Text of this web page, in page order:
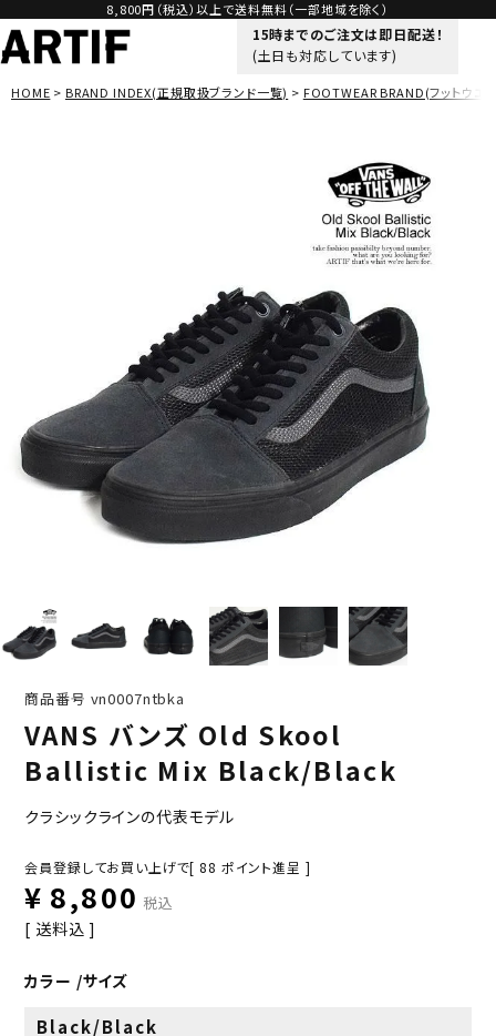
8,800円（税込）以上で送料無料（一部地域を除く）
15時までのご注文は即日配送！
(土日も対応しています)
HOME BRAND INDEX(正規取扱ブランド一覧) FOOTWEAR BRAND(フットウエ
商品番号 vn0007ntbka
VANS バンズ Old Skool
Ballistic Mix Black/Black
クラシックラインの代表モデル
会員登録してお買い上げで[ 88 ポイント進呈 ]
¥ 8,800 税込
送料込
カラー サイズ
Black/Black